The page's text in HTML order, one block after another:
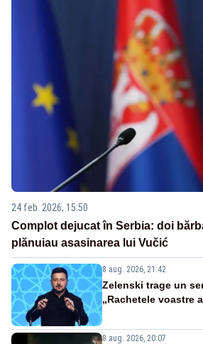
24 feb. 2026, 15:50
Complot dejucat în Serbia: doi
plănuiau asasinarea lui Vučić
8 aug. 2026, 21:42
Zelenski trage un
„Rachetele voastre
8 aug. 2026, 20:07